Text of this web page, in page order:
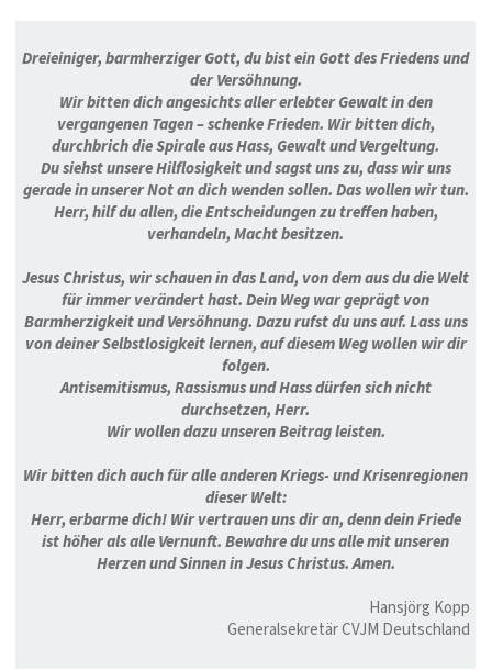
Dreieiniger, barmherziger Gott, du bist ein Gott des Friedens und
der Versöhnung.
Wir bitten dich angesichts aller erlebter Gewalt in den
vergangenen Tagen – schenke Frieden. Wir bitten dich,
durchbrich die Spirale aus Hass, Gewalt und Vergeltung.
Du siehst unsere Hilflosigkeit und sagst uns zu, dass wir uns
gerade in unserer Not an dich wenden sollen. Das wollen wir tun.
Herr, hilf du allen, die Entscheidungen zu treffen haben,
verhandeln, Macht besitzen.
Jesus Christus, wir schauen in das Land, von dem aus du die Welt
für immer verändert hast. Dein Weg war geprägt von
Barmherzigkeit und Versöhnung. Dazu rufst du uns auf. Lass uns
von deiner Selbstlosigkeit lernen, auf diesem Weg wollen wir dir
folgen.
Antisemitismus, Rassismus und Hass dürfen sich nicht
durchsetzen, Herr.
Wir wollen dazu unseren Beitrag leisten.
Wir bitten dich auch für alle anderen Kriegs- und Krisenregionen
dieser Welt:
Herr, erbarme dich! Wir vertrauen uns dir an, denn dein Friede
ist höher als alle Vernunft. Bewahre du uns alle mit unseren
Herzen und Sinnen in Jesus Christus. Amen.
Hansjörg Kopp
Generalsekretär CVJM Deutschland